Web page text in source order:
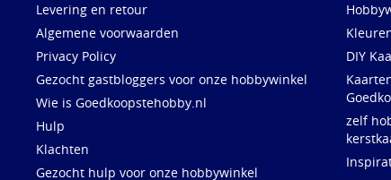
Levering en retour
Algemene voorwaarden
Privacy Policy
Gezocht gastbloggers voor onze hobbywinkel
Wie is Goedkoopstehobby.nl
Hulp
Klachten
Gezocht hulp voor onze hobbywinkel
DIY
zelf